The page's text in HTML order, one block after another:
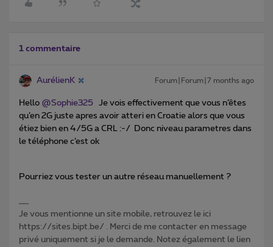
1 commentaire
AurélienK Forum|Forum|7 months ago
Hello ​ @Sophie325 Je vois effectivement que vous n’êtes
qu’en 2G juste apres avoir atteri en Croatie alors que vous
étiez bien en 4/5G a CRL :-/ Donc niveau parametres dans
le téléphone c’est ok
Pourriez vous tester un autre réseau manuellement ?
Je vous mentionne un site mobile, retrouvez le ici
https://sites.bipt.be/ . Merci de me contacter en message
privé uniquement si je le demande. Notez également le lien